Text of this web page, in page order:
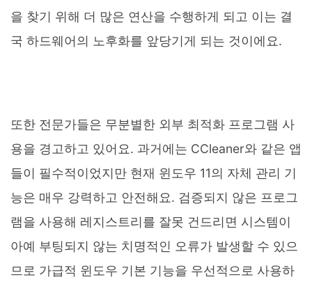
을 찾기 위해 더 많은 연산을 수행하게 되고 이는 결
국 하드웨어의 노후화를 앞당기게 되는 것이에요.
또한 전문가들은 무분별한 외부 최적화 프로그램 사
용을 경고하고 있어요. 과거에는 CCleaner와 같은 앱
들이 필수적이었지만 현재 윈도우 11의 자체 관리 기
능은 매우 강력하고 안전해요. 검증되지 않은 프로그
램을 사용해 레지스트리를 잘못 건드리면 시스템이
아예 부팅되지 않는 치명적인 오류가 발생할 수 있으
므로 가급적 윈도우 기본 기능을 우선적으로 사용하